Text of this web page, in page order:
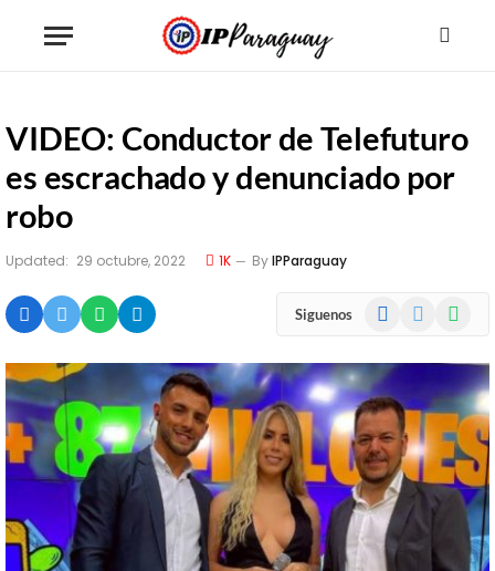
VIDEO: Conductor de Telefuturo
es escrachado y denunciado por
robo
Updated: 29 octubre, 2022 1K ByIPParaguay
Siguenos Facebook